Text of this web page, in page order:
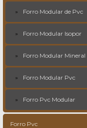
Forro Modular de Pvc
Forro Modular Isopor
Forro Modular Mineral
Forro Modular Pvc
Forro Pvc Modular
Forro Pvc